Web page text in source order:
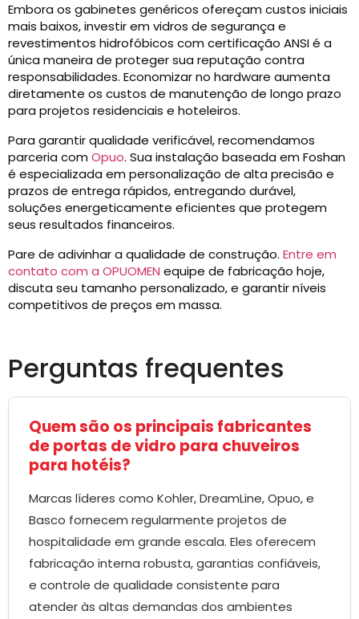
Embora os gabinetes genéricos ofereçam custos iniciais
mais baixos, investir em vidros de segurança e
revestimentos hidrofóbicos com certificação ANSI é a
única maneira de proteger sua reputação contra
responsabilidades. Economizar no hardware aumenta
diretamente os custos de manutenção de longo prazo
para projetos residenciais e hoteleiros.
Para garantir qualidade verificável, recomendamos
parceria com Opuo. Sua instalação baseada em Foshan
é especializada em personalização de alta precisão e
prazos de entrega rápidos, entregando durável,
soluções energeticamente eficientes que protegem
seus resultados financeiros.
Pare de adivinhar a qualidade de construção. Entre em
contato com a OPUOMEN equipe de fabricação hoje,
discuta seu tamanho personalizado, e garantir níveis
competitivos de preços em massa.
Perguntas frequentes
Quem são os principais fabricantes
de portas de vidro para chuveiros
para hotéis?
Marcas líderes como Kohler, DreamLine, Opuo, e
Basco fornecem regularmente projetos de
hospitalidade em grande escala. Eles oferecem
fabricação interna robusta, garantias confiáveis,
e controle de qualidade consistente para
atender às altas demandas dos ambientes